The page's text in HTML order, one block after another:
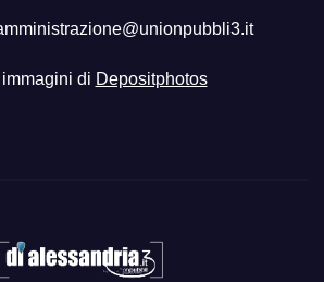
di Depositphotos